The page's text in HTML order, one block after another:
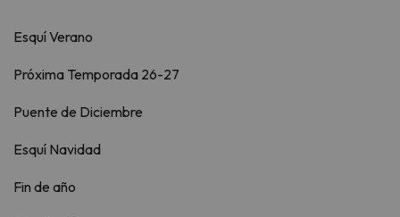
Esquí Verano
Próxima Temporada 26-27
Puente de Diciembre
Esquí Navidad
Fin de año